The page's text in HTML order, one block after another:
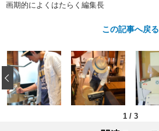
画期的によくはたらく編集長
この記事へ戻る
1 / 3
‹